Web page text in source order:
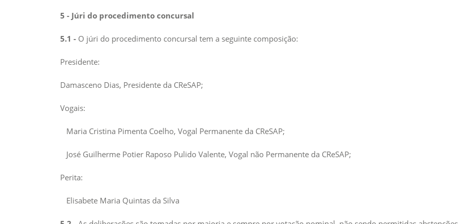
5 - Júri do procedimento concursal
5.1 - O júri do procedimento concursal tem a seguinte composição:
Presidente:
Damasceno Dias, Presidente da CReSAP;
Vogais:
Maria Cristina Pimenta Coelho, Vogal Permanente da CReSAP;
José Guilherme Potier Raposo Pulido Valente, Vogal não Permanente da CReSAP;
Perita:
Elisabete Maria Quintas da Silva